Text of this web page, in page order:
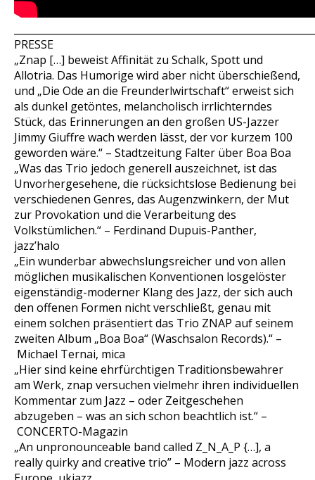
PRESSE
„Znap […] beweist Affinität zu Schalk, Spott und
Allotria. Das Humorige wird aber nicht überschießend,
und „Die Ode an die Freunderlwirtschaft“ erweist sich
als dunkel getöntes, melancholisch irrlichterndes
Stück, das Erinnerungen an den großen US-Jazzer
Jimmy Giuffre wach werden lässt, der vor kurzem 100
geworden wäre.“ – Stadtzeitung Falter über Boa Boa
„Was das Trio jedoch generell auszeichnet, ist das
Unvorhergesehene, die rücksichtslose Bedienung bei
verschiedenen Genres, das Augenzwinkern, der Mut
zur Provokation und die Verarbeitung des
Volkstümlichen.“ – Ferdinand Dupuis-Panther,
jazz’halo
„Ein wunderbar abwechslungsreicher und von allen
möglichen musikalischen Konventionen losgelöster
eigenständig-moderner Klang des Jazz, der sich auch
den offenen Formen nicht verschließt, genau mit
einem solchen präsentiert das Trio ZNAP auf seinem
zweiten Album „Boa Boa“ (Waschsalon Records).“ –
Michael Ternai, mica
„Hier sind keine ehrfürchtigen Traditionsbewahrer
am Werk, znap versuchen vielmehr ihren individuellen
Kommentar zum Jazz – oder Zeitgeschehen
abzugeben – was an sich schon beachtlich ist.“ –
CONCERTO-Magazin
„An unpronounceable band called Z_N_A_P {…], a
really quirky and creative trio” – Modern jazz across